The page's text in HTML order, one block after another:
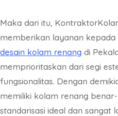
Maka dari itu,
memberikan layanan kepada
desain kolam renang di
memprioritaskan dari segi
fungsionalitas. Dengan
memiliki kolam renang
standarisasi ideal dan sangat